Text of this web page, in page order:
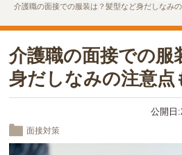
介護職の面接での服装は？髪型など身だしなみ
介護職の面接での服
身だしなみの注意点
公開日
面接対策